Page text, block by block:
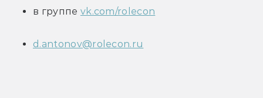
в группе vk.com/rolecon
d.antonov@rolecon.ru